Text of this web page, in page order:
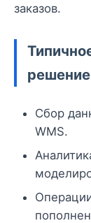
заказов.
решение
Сбор
WMS.